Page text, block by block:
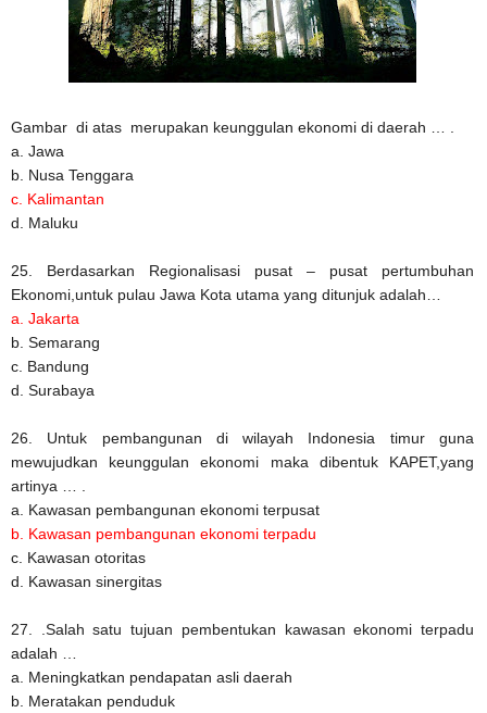
Gambar di atas merupakan keunggulan ekonomi di daerah … .
a. Jawa
b. Nusa Tenggara
c. Kalimantan
d. Maluku
25. Berdasarkan Regionalisasi pusat – pusat pertumbuhan
Ekonomi,untuk pulau Jawa Kota utama yang ditunjuk adalah…
a. Jakarta
b. Semarang
c. Bandung
d. Surabaya
26. Untuk pembangunan di wilayah Indonesia timur guna
mewujudkan keunggulan ekonomi maka dibentuk KAPET,yang
artinya … .
a. Kawasan pembangunan ekonomi terpusat
b. Kawasan pembangunan ekonomi terpadu
c. Kawasan otoritas
d. Kawasan sinergitas
27. .Salah satu tujuan pembentukan kawasan ekonomi terpadu
adalah …
a. Meningkatkan pendapatan asli daerah
b. Meratakan penduduk